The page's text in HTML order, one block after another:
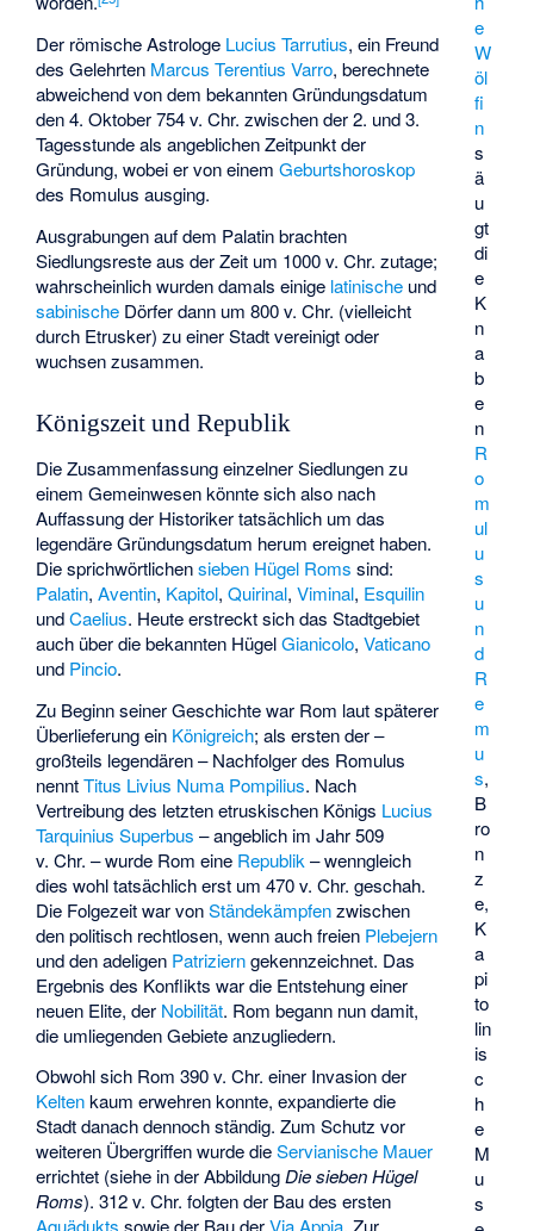
e
W
öl
fi
n
s
ä
u
gt
di
e
K
n
a
b
e
n
R
o
m
ul
u
s
u
n
d
R
e
m
u
s,
B
ro
n
z
e,
K
a
pi
to
lin
is
c
h
e
M
u
s
Der römische Astrologe Lucius Tarrutius, ein Freund
des Gelehrten Marcus Terentius Varro, berechnete
abweichend von dem bekannten Gründungsdatum
den 4. Oktober 754 v. Chr. zwischen der 2. und 3.
Tagesstunde als angeblichen Zeitpunkt der
Gründung, wobei er von einemGeburtshoroskop
des Romulus ausging.
Ausgrabungen auf dem Palatin brachten
Siedlungsreste aus der Zeit um 1000 v. Chr. zutage;
wahrscheinlich wurden damals einige latinische und
sabinische Dörfer dann um 800 v. Chr. (vielleicht
durch Etrusker) zu einer Stadt vereinigt oder
wuchsen zusammen.
Königszeit und Republik
Die Zusammenfassung einzelner Siedlungen zu
einem Gemeinwesen könnte sich also nach
Auffassung der Historiker tatsächlich um das
legendäre Gründungsdatum herum ereignet haben.
Die sprichwörtlichensieben Hügel Roms sind:
Palatin,Aventin, Kapitol,Quirinal,Viminal, Esquilin
undCaelius. Heute erstreckt sich das Stadtgebiet
auch über die bekannten HügelGianicolo,Vaticano
und Pincio.
Zu Beginn seiner Geschichte war Rom laut späterer
Überlieferung ein Königreich; als ersten der –
großteils legendären – Nachfolger des Romulus
nenntTitus Livius Numa Pompilius. Nach
Vertreibung des letzten etruskischen Königs Lucius
Tarquinius Superbus – angeblich im Jahr 509
v. Chr. – wurde Rom eine Republik – wenngleich
dies wohl tatsächlich erst um 470 v. Chr. geschah.
Die Folgezeit war vonStändekämpfenzwischen
den politisch rechtlosen, wenn auch freien Plebejern
und den adeligen Patrizierngekennzeichnet. Das
Ergebnis des Konflikts war die Entstehung einer
neuen Elite, der Nobilität. Rom begann nun damit,
die umliegenden Gebiete anzugliedern.
Obwohl sich Rom 390 v. Chr. einer Invasion der
Keltenkaum erwehren konnte, expandierte die
Stadt danach dennoch ständig. Zum Schutz vor
weiteren Übergriffen wurde dieServianische Mauer
errichtet (siehe in der AbbildungDie sieben Hügel
Roms). 312 v. Chr. folgten der Bau des ersten